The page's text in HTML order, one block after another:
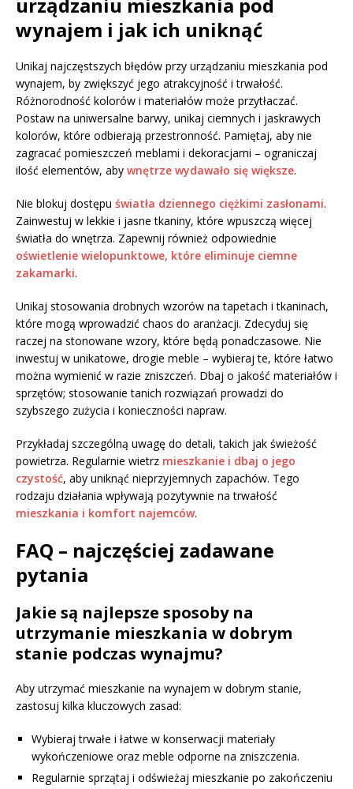
wynajem i jak ich uniknąć
Unikaj najczęstszych błędów przy urządzaniu mieszkania pod
wynajem, by zwiększyć jego atrakcyjność i trwałość.
Różnorodność kolorów i materiałów może przytłaczać.
Postaw na uniwersalne barwy, unikaj ciemnych i jaskrawych
kolorów, które odbierają przestronność. Pamiętaj, aby nie
zagracać pomieszczeń meblami i dekoracjami – ograniczaj
ilość elementów, aby wnętrze wydawało się większe.
Nie blokuj dostępu światła dziennego ciężkimi zasłonami.
Zainwestuj w lekkie i jasne tkaniny, które wpuszczą więcej
światła do wnętrza. Zapewnij również odpowiednie
oświetlenie wielopunktowe, które eliminuje ciemne
zakamarki.
Unikaj stosowania drobnych wzorów na tapetach i tkaninach,
które mogą wprowadzić chaos do aranżacji. Zdecyduj się
raczej na stonowane wzory, które będą ponadczasowe. Nie
inwestuj w unikatowe, drogie meble – wybieraj te, które łatwo
można wymienić w razie zniszczeń. Dbaj o jakość materiałów i
sprzętów; stosowanie tanich rozwiązań prowadzi do
szybszego zużycia i konieczności napraw.
Przykładaj szczególną uwagę do detali, takich jak świeżość
powietrza. Regularnie wietrz mieszkanie i dbaj o jego
czystość, aby uniknąć nieprzyjemnych zapachów. Tego
rodzaju działania wpływają pozytywnie na trwałość
mieszkania i komfort najemców.
FAQ – najczęściej zadawane
pytania
Jakie są najlepsze sposoby na
utrzymanie mieszkania w dobrym
stanie podczas wynajmu?
Aby utrzymać mieszkanie na wynajem w dobrym stanie,
zastosuj kilka kluczowych zasad:
Wybieraj trwałe i łatwe w konserwacji materiały
wykończeniowe oraz meble odporne na zniszczenia.
Regularnie sprzątaj i odświeżaj mieszkanie po zakończeniu